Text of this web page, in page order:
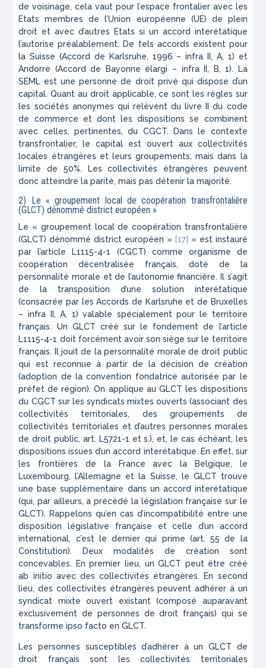
de voisinage, cela vaut pour l’espace frontalier avec les
Etats membres de l’Union européenne (UE) de plein
droit et avec d’autres Etats si un accord interétatique
l’autorise préalablement. De tels accords existent pour
la Suisse (Accord de Karlsruhe, 1996 – infra II, A, 1) et
Andorre (Accord de Bayonne élargi – infra II, B, 1). La
SEML est une personne de droit privé qui dispose d’un
capital. Quant au droit applicable, ce sont les règles sur
les sociétés anonymes qui relèvent du livre II du code
de commerce et dont les dispositions se combinent
avec celles, pertinentes, du CGCT. Dans le contexte
transfrontalier, le capital est ouvert aux collectivités
locales étrangères et leurs groupements, mais dans la
limite de 50%. Les collectivités étrangères peuvent
donc atteindre la parité, mais pas détenir la majorité.
2) Le « groupement local de coopération transfrontalière
(GLCT) dénommé district européen »
Le « groupement local de coopération transfrontalière
(GLCT) dénommé district européen » [17] » est instauré
par l’article L1115-4-1 (CGCT) comme organisme de
coopération décentralisée français, doté de la
personnalité morale et de l’autonomie financière. Il s’agit
de la transposition d’une solution interétatique
(consacrée par les Accords de Karlsruhe et de Bruxelles
– infra II, A, 1) valable spécialement pour le territoire
français. Un GLCT créé sur le fondement de l’article
L1115-4-1 doit forcément avoir son siège sur le territoire
français. Il jouit de la personnalité morale de droit public
qui est reconnue à partir de la décision de création
(adoption de la convention fondatrice autorisée par le
préfet de région). On applique au GLCT les dispositions
du CGCT sur les syndicats mixtes ouverts (associant des
collectivités territoriales, des groupements de
collectivités territoriales et d’autres personnes morales
de droit public, art. L5721-1 et s.), et, le cas échéant, les
dispositions issues d’un accord interétatique. En effet, sur
les frontières de la France avec la Belgique, le
Luxembourg, l’Allemagne et la Suisse, le GLCT trouve
une base supplémentaire dans un accord interétatique
(qui, par ailleurs, a précédé la législation française sur le
GLCT). Rappelons qu’en cas d’incompatibilité entre une
disposition législative française et celle d’un accord
international, c’est le dernier qui prime (art. 55 de la
Constitution). Deux modalités de création sont
concevables. En premier lieu, un GLCT peut être créé
ab initio avec des collectivités étrangères. En second
lieu, des collectivités étrangères peuvent adhérer à un
syndicat mixte ouvert existant (composé auparavant
exclusivement de personnes de droit français) qui se
transforme ipso facto en GLCT.
Les personnes susceptibles d’adhérer à un GLCT de
droit français sont les collectivités territoriales